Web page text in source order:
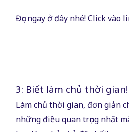
Đọc ngay ở đây nhé!Click vào
3: Biết làm chủ thời gian!
Làm chủ thời gian, đơn giản
những điều quan trọng nhất